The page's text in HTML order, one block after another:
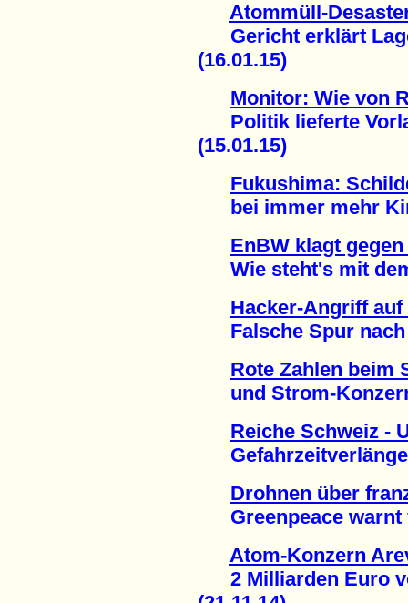
Atommüll-
Gericht erklärt
(16.01.15)
Monitor: Wie von
Politik lieferte
(15.01.15)
Fukushima:
bei immer mehr
EnBW klagt
Wie steht's mit
Hacker-Angriff
Falsche Spur nach
Rote Zahlen beim
und Strom-
Reiche Schweiz -
Drohnen über
Greenpeace warnt
Atom-Konzern
2 Milliarden Euro